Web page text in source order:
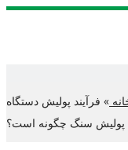
» فرآیند پولیش دستگاه
پولیش سنگ چگونه است؟